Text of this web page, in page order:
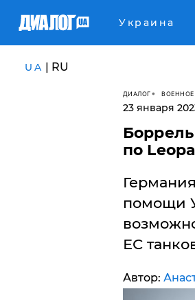
Украина
UA | RU
ДИАЛОГ
23 января
по
помощи
ЕС
Автор: